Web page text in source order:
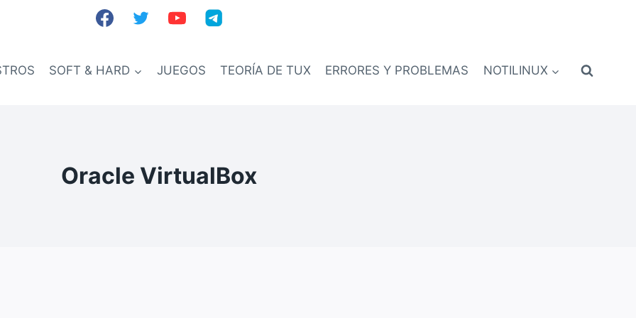
SOFT & HARD JUEGOS TEORÍA DE TUX ERRORES Y PROBLEMAS NOTILINUX
Oracle VirtualBox